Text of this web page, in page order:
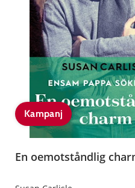
Kampanj
En oemotståndlig